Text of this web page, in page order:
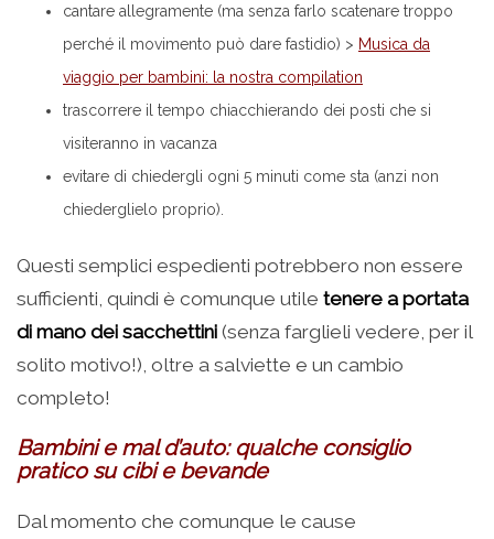
cantare allegramente (ma senza farlo scatenare troppo
perché il movimento può dare fastidio) > Musica da
viaggio per bambini: la nostra compilation
trascorrere il tempo chiacchierando dei posti che si
visiteranno in vacanza
evitare di chiedergli ogni 5 minuti come sta (anzi non
chiederglielo proprio).
Questi semplici espedienti potrebbero non essere
sufficienti, quindi è comunque utile tenere a portata
di mano dei sacchettini (senza farglieli vedere, per il
solito motivo!), oltre a salviette e un cambio
completo!
Bambini e mal d’auto: qualche consiglio
pratico su cibi e bevande
Dal momento che comunque le cause